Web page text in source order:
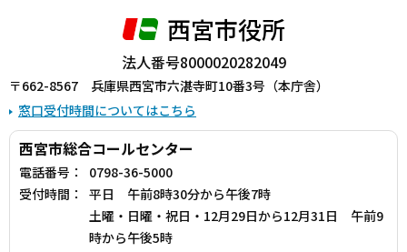
西宮市役所
法人番号8000020282049
〒662-8567 兵庫県西宮市六湛寺町10番3号（本庁舎）
窓口受付時間についてはこちら
西宮市総合コールセンター
電話番号：
0798-36-5000
受付時間：
平日 午前8時30分から午後7時
土曜・日曜・祝日・12月29日から12月31日 午前9
時から午後5時